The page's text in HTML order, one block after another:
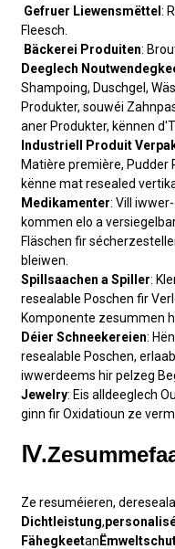
Gefruer Liewensmëttel:
Fleesch.
Bäckerei Produiten:
Deeglech
Shampoing, Duschgel,
Produkter, souwéi
aner Produkter, kënnen
Industriell Produit
Matière première, Pudder
kënne mat resealed
Medikamenter: Vill
kommen elo a
Fläschen fir
bleiwen.
Spillsaachen a Spiller:
resealable Poschen fir
Komponente zesummen
Déier Schneekereien:
resealable Poschen,
iwwerdeems hir pelzeg
Jewelry: Eis alldeeglech
ginn fir Oxidatioun ze
Ze resuméieren, de
Dichtleistung,
Fähegkeetan